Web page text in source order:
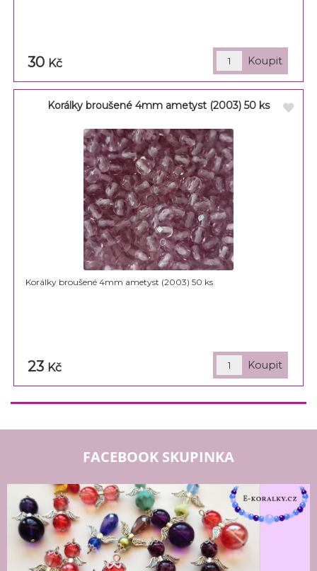
30 Kč
Korálky broušené 4mm ametyst (2003) 50 ks
Korálky broušené 4mm ametyst (2003) 50 ks
23 Kč
FACEBOOK SKUPINKA